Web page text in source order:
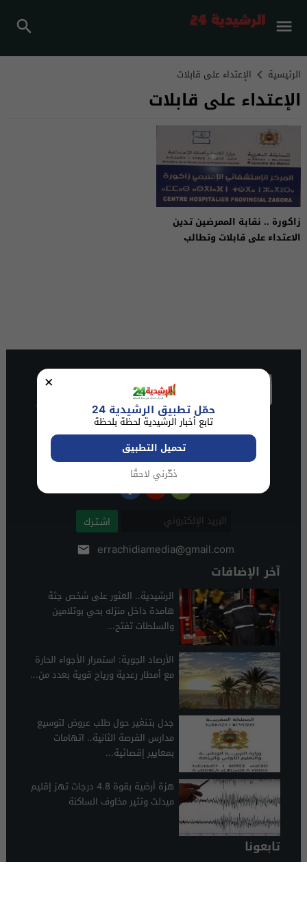
الرئيسية الإعتداء على قابلات
الإعتداء على قابلات
زاكورة .. نقابة الممرضين تدين
الاعتداء على قابلات وتطالب
اشـتـرك
errachidiamedia@gmail.com
آخر الإضافات
الرشيدية.. العثور على شخص جثة
هامدة داخل منزله بحي بوتلامين
والسلطات تفتح...
الأرصاد الجوية: استمرار الأجواء الحارة
مع أمطار رعدية ورياح قوية بعدد من...
جدل بتـنغير حول طلب عروض لتوسيع
مدارس الفرصة الثانية.. اتهامات
بمعايير إقصائية...
هزة أرضية بقوة 4.8 درجات تهز إقليم
ميدلت وتثير مخاوف الساكنة
تابعونا
×
حمّل تطبيق الرشيدية 24
تابع أخبار الرشيدية لحظة بلحظة
تحميل التطبيق
ذكّرني لاحقًا